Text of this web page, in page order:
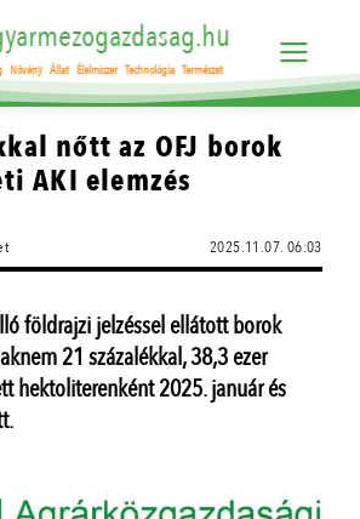
Növény Állat Élelmiszer Technológia Természet
nőtt az OFJ borok
AKI elemzés
2025.11.07. 06:03
földrajzi jelzéssel ellátott borok
21 százalékkal, 38,3 ezer
hektoliterenként 2025. január és